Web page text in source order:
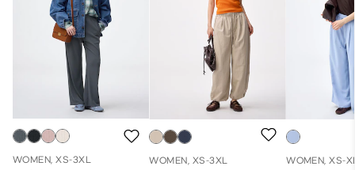
WOMEN, XS-3XL
WOMEN, XS-3XL
WOMEN, XS-